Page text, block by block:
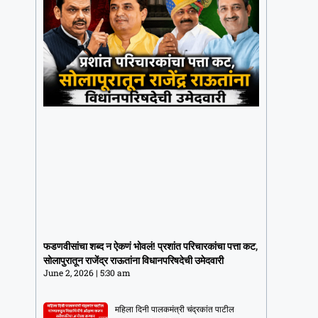
फडणवीसांचा शब्द न ऐकणं भोवलं! प्रशांत परिचारकांचा पत्ता कट,
सोलापुरातून राजेंद्र राऊतांना विधानपरिषदेची उमेदवारी
June 2, 2026 5:30 am
राऊतांना विधानपरिषदेची उमेदवारी
June 2, 20265:30 am
महिला दिनी पालकमंत्री चंद्रकांत पाटील